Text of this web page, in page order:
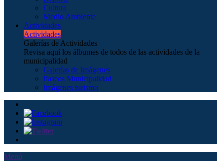
Cultura
Medio Ambiente
Actividades
Actividades
Galerías de Actividades
Revisa aquí los álbumes de todos de las actividades de la
municipalidad
Galerías de Imágenes
Paseos Municipalidad
Imágenes turismo
Menú